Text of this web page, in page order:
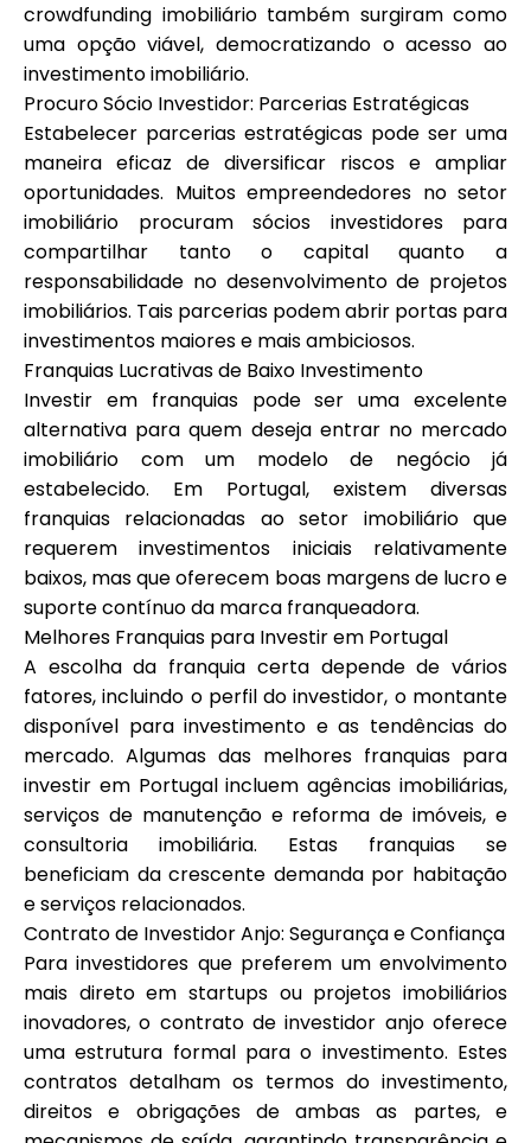
crowdfunding imobiliário também surgiram como
uma opção viável, democratizando o acesso ao
investimento imobiliário.
Procuro Sócio Investidor: Parcerias Estratégicas
Estabelecer parcerias estratégicas pode ser uma
maneira eficaz de diversificar riscos e ampliar
oportunidades. Muitos empreendedores no setor
imobiliário procuram sócios investidores para
compartilhar tanto o capital quanto a
responsabilidade no desenvolvimento de projetos
imobiliários. Tais parcerias podem abrir portas para
investimentos maiores e mais ambiciosos.
Franquias Lucrativas de Baixo Investimento
Investir em franquias pode ser uma excelente
alternativa para quem deseja entrar no mercado
imobiliário com um modelo de negócio já
estabelecido. Em Portugal, existem diversas
franquias relacionadas ao setor imobiliário que
requerem investimentos iniciais relativamente
baixos, mas que oferecem boas margens de lucro e
suporte contínuo da marca franqueadora.
Melhores Franquias para Investir em Portugal
A escolha da franquia certa depende de vários
fatores, incluindo o perfil do investidor, o montante
disponível para investimento e as tendências do
mercado. Algumas das melhores franquias para
investir em Portugal incluem agências imobiliárias,
serviços de manutenção e reforma de imóveis, e
consultoria imobiliária. Estas franquias se
beneficiam da crescente demanda por habitação
e serviços relacionados.
Contrato de Investidor Anjo: Segurança e Confiança
Para investidores que preferem um envolvimento
mais direto em startups ou projetos imobiliários
inovadores, o contrato de investidor anjo oferece
uma estrutura formal para o investimento. Estes
contratos detalham os termos do investimento,
direitos e obrigações de ambas as partes, e